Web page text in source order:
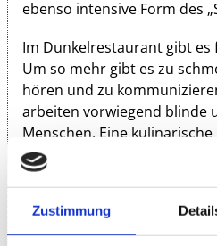
Zustimmung
ebenso intensive Form des
Im Dunkelrestaurant gibt es
Um so mehr gibt es zu
hören und zu
arbeiten vor­wiegend blinde
Menschen. Eine
Art, verbunden mit
Sehende insgesamt eine
3-GÄNGIGES MENÜ INKL.